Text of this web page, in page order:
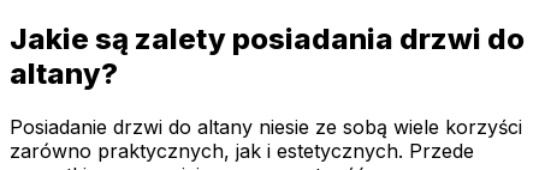
Jakie są zalety posiadania drzwi do
altany?
Posiadanie drzwi do altany niesie ze sobą wiele korzyści
zarówno praktycznych, jak i estetycznych. Przede